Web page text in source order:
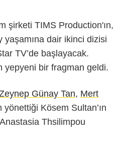
şirketi TIMS Production'ın,
yaşamına dair ikinci dizisi
TV’de başlayacak.
yepyeni bir fragman geldi.
Günay Tan, Mert
yönettiği Kösem Sultan’ın
Thsilimpou